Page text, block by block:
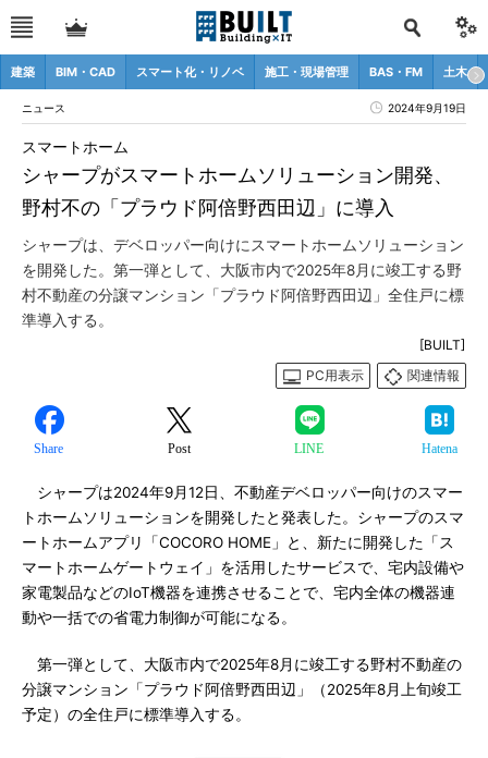
建築 BIM・CAD スマート化・リノベ 施工・現場管理 BAS・FM 土木
ニュース 2024年9月19日
シャープがスマートホームソリューション開発、
野村不の「プラウド阿倍野西田辺」に導入
スマートホーム
シャープは、デベロッパー向けにスマートホームソリューション
を開発した。第一弾として、大阪市内で2025年8月に竣工する野
村不動産の分譲マンション「プラウド阿倍野西田辺」全住戸に標
準導入する。
[BUILT]
PC用表示
関連情報
Share Post LINE Hatena
シャープは2024年9月12日、不動産デベロッパー向けのスマー
トホームソリューションを開発したと発表した。シャープのスマ
ートホームアプリ「COCORO HOME」と、新たに開発した「ス
マートホームゲートウェイ」を活用したサービスで、宅内設備や
家電製品などのIoT機器を連携させることで、宅内全体の機器連
動や一括での省電力制御が可能になる。
第一弾として、大阪市内で2025年8月に竣工する野村不動産の
分譲マンション「プラウド阿倍野西田辺」（2025年8月上旬竣工
予定）の全住戸に標準導入する。